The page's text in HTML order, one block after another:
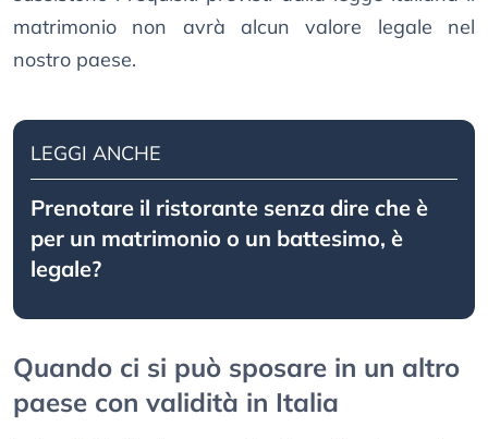
matrimonio non avrà alcun valore legale nel
nostro paese.
LEGGI ANCHE
Prenotare il ristorante senza dire che è
per un matrimonio o un battesimo, è
legale?
Quando ci si può sposare in un altro
paese con validità in Italia